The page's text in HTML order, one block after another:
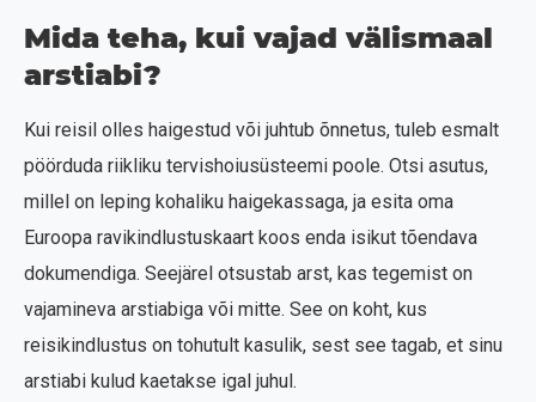
Mida teha, kui vajad välismaal
arstiabi?
Kui reisil olles haigestud või juhtub õnnetus, tuleb esmalt
pöörduda riikliku tervishoiusüsteemi poole. Otsi asutus,
millel on leping kohaliku haigekassaga, ja esita oma
Euroopa ravikindlustuskaart koos enda isikut tõendava
dokumendiga. Seejärel otsustab arst, kas tegemist on
vajamineva arstiabiga või mitte. See on koht, kus
reisikindlustus on tohutult kasulik, sest see tagab, et sinu
arstiabi kulud kaetakse igal juhul.